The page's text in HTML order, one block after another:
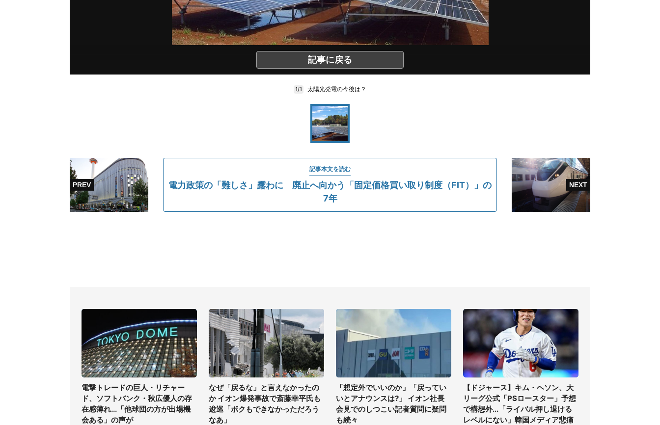
記事に戻る
1/1 太陽光発電の今後は？
記事本文を読む
電力政策の「難しさ」露わに 廃止へ向かう「固定価格買い取り制度（FIT）」の
7年
電撃トレードの巨人・リチャー
ド、ソフトバンク・秋広優人の存
在感薄れ...「他球団の方が出場機
会ある」の声が
なぜ「戻るな」と言えなかったの
か イオン爆発事故で斎藤幸平氏も
逡巡「ボクもできなかっただろう
なあ」
「想定外でいいのか」「戻ってい
いとアナウンスは?」 イオン社長
会見でのしつこい記者質問に疑問
も続々
【ドジャース】キム・ヘソン、大
リーグ公式「PSロースター」予想
で構想外...「ライバル押し退ける
レベルにない」韓国メディア悲痛